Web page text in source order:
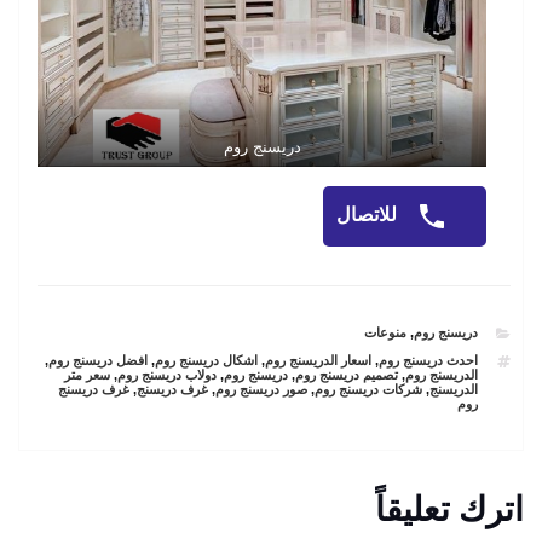
دريسنج روم
للاتصال
CATEGORIES
دريسنج روم,منوعات
TAGS
احدث دريسنج روم, اسعار الدريسنج روم, اشكال دريسنج روم, افضل دريسنج روم,
الدريسنج روم,تصميم دريسنج روم,دريسنج روم,دولاب دريسنج روم,سعر متر
الدريسنج,شركات دريسنج روم,صور دريسنج روم,غرف دريسنج,غرف دريسنج
روم
اترك تعليقاً